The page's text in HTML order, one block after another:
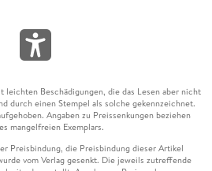
leichten Beschädigungen, die das Lesen aber nicht
durch einen Stempel als solche gekennzeichnet.
Angaben zu Preissenkungen beziehen
mangelfreien Exemplars.
Preisbindung, die Preisbindung dieser Artikel
vom Verlag gesenkt. Die jeweils zutreffende